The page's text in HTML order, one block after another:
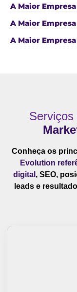
A Maior
A Maior
A Maior
Conheça os
Evolution
digital , SEO,
leads e